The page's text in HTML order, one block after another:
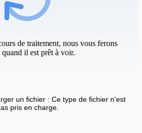
de traitement, nous vous ferons
quand il est prêt à voir.
un fichier : Ce type de fichier n'est
pris en charge.